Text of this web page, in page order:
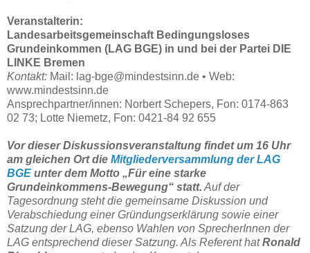
Veranstalterin:
Landesarbeitsgemeinschaft Bedingungsloses
Grundeinkommen (LAG BGE) in und bei der Partei DIE
LINKE Bremen
Kontakt: Mail: lag-bge@mindestsinn.de • Web:
www.mindestsinn.de
Ansprechpartner/innen: Norbert Schepers, Fon: 0174-863
02 73; Lotte Niemetz, Fon: 0421-84 92 655
Vor dieser Diskussionsveranstaltung findet um 16 Uhr
am gleichen Ort die Mitgliederversammlung der LAG
BGE unter dem Motto „Für eine starke
Grundeinkommens-Bewegung“ statt. Auf der
Tagesordnung steht die gemeinsame Diskussion und
Verabschiedung einer Gründungserklärung sowie einer
Satzung der LAG, ebenso Wahlen von SprecherInnen der
LAG entsprechend dieser Satzung. Als Referent hatRonald